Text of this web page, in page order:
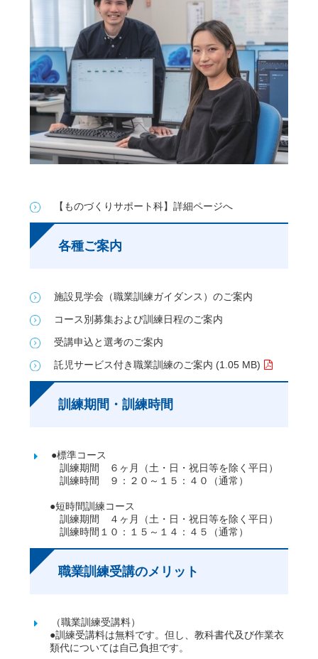
【ものづくりサポート科】詳細ページへ
各種ご案内
施設見学会（職業訓練ガイダンス）のご案内
コース別募集および訓練日程のご案内
受講申込と選考のご案内
託児サービス付き職業訓練のご案内 (1.05 MB)
訓練期間・訓練時間
●標準コース
訓練期間 ６ヶ月（土・日・祝日等を除く平日）
訓練時間 ９：２０～１５：４０（通常）
●短時間訓練コース
訓練期間 ４ヶ月（土・日・祝日等を除く平日）
訓練時間１０：１５～１４：４５（通常）
職業訓練受講のメリット
（職業訓練受講料）
●訓練受講料は無料です。但し、教科書代及び作業衣
類代については自己負担です。